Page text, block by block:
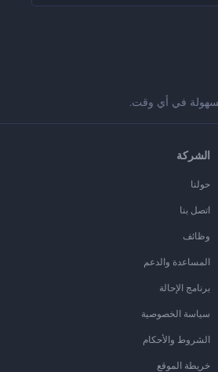
في أي وقت.
الشركة
حولنا
اتصل بنا
وظائف
المساعدة والدعم
برنامج الإحالة
سياسة الخصوصية
الشروط والأحكام
خريطة الموقع